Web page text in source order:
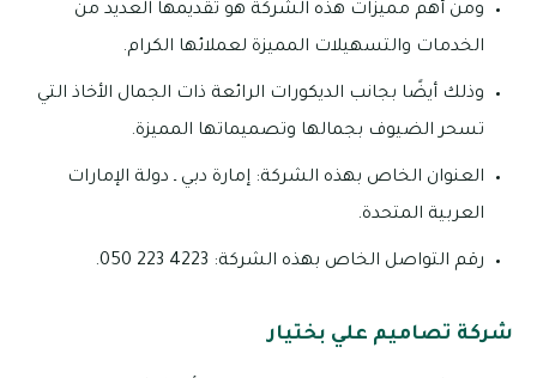
ومن أهم مميزات هذه الشركة هو تقديمها العديد من
الخدمات والتسهيلات المميزة لعملائها الكرام.
وذلك أيضًا بجانب الديكورات الرائعة ذات الجمال الأخاذ التي
تسحر الضيوف بجمالها وتصميماتها المميزة.
العنوان الخاص بهذه الشركة: إمارة دبي ـ دولة الإمارات
العربية المتحدة.
رقم التواصل الخاص بهذه الشركة: 4223 223 050.
شركة تصاميم علي بختيار